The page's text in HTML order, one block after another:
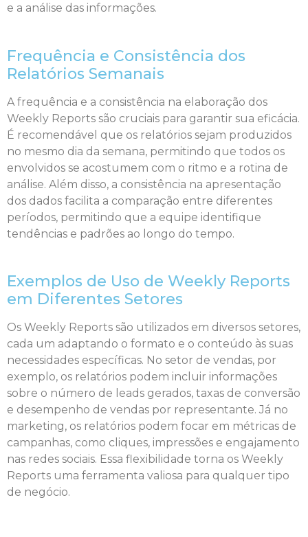
e a análise das informações.
Frequência e Consistência dos
Relatórios Semanais
A frequência e a consistência na elaboração dos
Weekly Reports são cruciais para garantir sua eficácia.
É recomendável que os relatórios sejam produzidos
no mesmo dia da semana, permitindo que todos os
envolvidos se acostumem com o ritmo e a rotina de
análise. Além disso, a consistência na apresentação
dos dados facilita a comparação entre diferentes
períodos, permitindo que a equipe identifique
tendências e padrões ao longo do tempo.
Exemplos de Uso de Weekly Reports
em Diferentes Setores
Os Weekly Reports são utilizados em diversos setores,
cada um adaptando o formato e o conteúdo às suas
necessidades específicas. No setor de vendas, por
exemplo, os relatórios podem incluir informações
sobre o número de leads gerados, taxas de conversão
e desempenho de vendas por representante. Já no
marketing, os relatórios podem focar em métricas de
campanhas, como cliques, impressões e engajamento
nas redes sociais. Essa flexibilidade torna os Weekly
Reports uma ferramenta valiosa para qualquer tipo
de negócio.